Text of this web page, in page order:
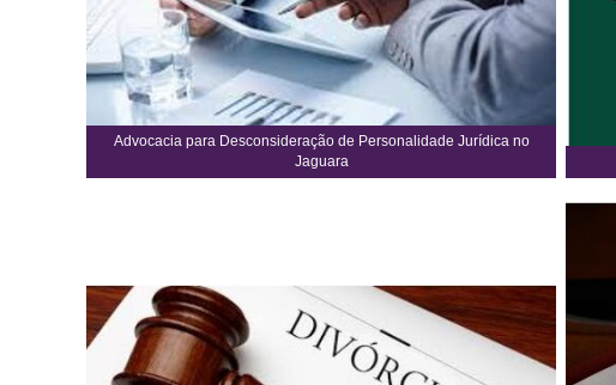
Advocacia para Desconsideração de Personalidade Jurídica no
Jaguara